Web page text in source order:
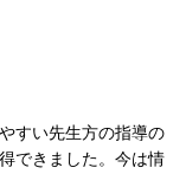
すい先生方の指導の
できました。今は情